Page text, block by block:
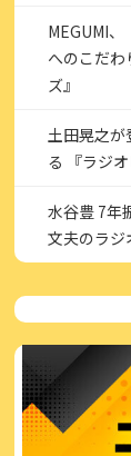
MEGUMI
へのこだ
ズ』
土田晃之
る 『ラジ
水谷豊 7年
文夫のラジ